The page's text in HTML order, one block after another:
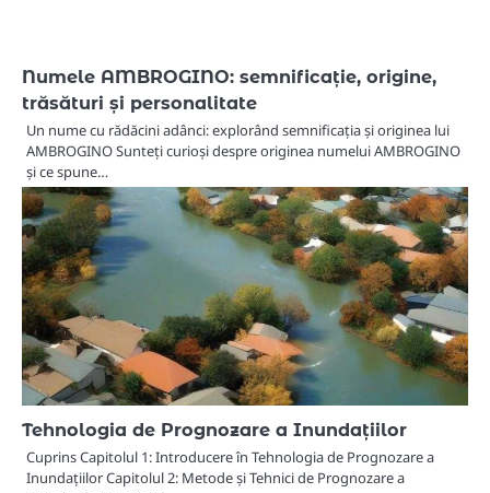
Numele AMBROGINO: semnificație, origine,
trăsături și personalitate
Un nume cu rădăcini adânci: explorând semnificația și originea lui
AMBROGINO Sunteți curioși despre originea numelui AMBROGINO
și ce spune…
Tehnologia de Prognozare a Inundațiilor
Cuprins Capitolul 1: Introducere în Tehnologia de Prognozare a
Inundațiilor Capitolul 2: Metode și Tehnici de Prognozare a